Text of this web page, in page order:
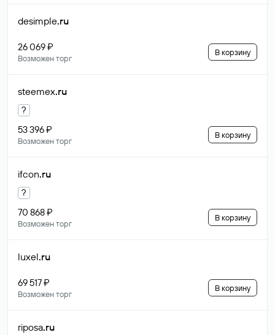
desimple.ru
26 069 ₽
Возможен торг
В корзину
steemex.ru
?
53 396 ₽
Возможен торг
В корзину
ifcon.ru
?
70 868 ₽
Возможен торг
В корзину
luxel.ru
69 517 ₽
Возможен торг
В корзину
riposa.ru